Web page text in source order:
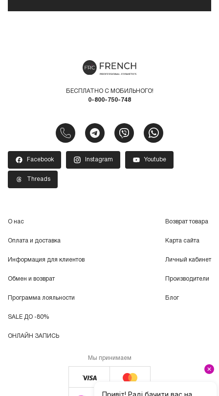
БЕСПЛАТНО С МОБИЛЬНОГО!
0-800-750-748
Facebook Instagram Youtube
Threads
О нас
Оплата и доставка
Информация для клиентов
Обмен и возврат
Программа лояльности
SALE ДО -80%
ОНЛАЙН ЗАПИСЬ
Возврат товара
Карта сайта
Личный кабинет
Производители
Блог
Мы принимаем